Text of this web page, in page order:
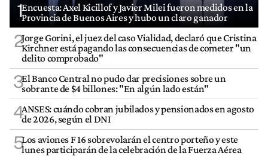
1Encuesta: Axel Kicillof y Javier Milei fueron medidos en la
Provincia de Buenos Aires y hubo un claro ganador
2Jorge Gorini, el juez del caso Vialidad, declaró que Cristina
Kirchner está pagando las consecuencias de cometer "un
delito comprobado"
3El Banco Central no pudo dar precisiones sobre un
sobrante de $4 billones: "En algún lado están"
4ANSES: cuándo cobran jubilados y pensionados en agosto
de 2026, según el DNI
5Los aviones F 16 sobrevolarán el centro porteño y este
lunes participarán de la celebración de la Fuerza Aérea